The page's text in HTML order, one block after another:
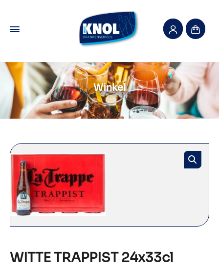
Winkel
WITTE TRAPPIST 24x33cl